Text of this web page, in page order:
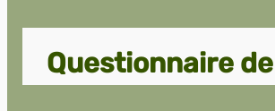
Questionnaire